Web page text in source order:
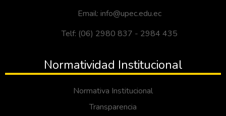
Email: info@upec.edu.ec
Telf: (06) 2980 837 - 2984 435
Normatividad Institucional
Normativa Institucional
Transparencia